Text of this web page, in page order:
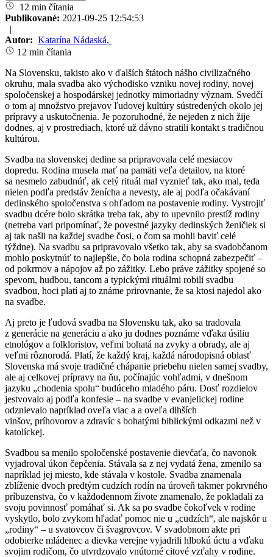
12 min čítania
Publikované: 2021-09-25 12:54:53
|
Autor: Katarína Nádaská,
12 min čítania
Na Slovensku, takisto ako v ďalších štátoch nášho civilizačného
okruhu, mala svadba ako východisko vzniku novej rodiny, novej
spoločenskej a hospodárskej jednotky mimoriadny význam. Svedčí
o tom aj množstvo prejavov ľudovej kultúry sústredených okolo jej
prípravy a uskutočnenia. Je pozoruhodné, že nejeden z nich žije
dodnes, aj v prostrediach, ktoré už dávno stratili kontakt s tradičnou
kultúrou.
Svadba na slovenskej dedine sa pripravovala celé mesiacov
dopredu. Rodina musela mať na pamäti veľa detailov, na ktoré
sa nesmelo zabudnúť, ak celý rituál mal vyznieť tak, ako mal, teda
nielen podľa predstáv ženícha a nevesty, ale aj podľa očakávaní
dedinského spoločenstva s ohľadom na postavenie rodiny. Vystrojiť
svadbu dcére bolo skrátka treba tak, aby to upevnilo prestíž rodiny
(netreba vari pripomínať, že povestné jazyky dedinských ženičiek si
aj tak našli na každej svadbe čosi, o čom sa mohli baviť celé
týždne). Na svadbu sa pripravovalo všetko tak, aby sa svadobčanom
mohlo poskytnúť to najlepšie, čo bola rodina schopná zabezpečiť –
od pokrmov a nápojov až po zážitky. Lebo práve zážitky spojené so
spevom, hudbou, tancom a typickými rituálmi robili svadbu
svadbou, hoci platí aj to známe prirovnanie, že sa ktosi najedol ako
na svadbe.
Aj preto je ľudová svadba na Slovensku tak, ako sa tradovala
z generácie na generáciu a ako ju dodnes poznáme vďaka úsiliu
etnológov a folkloristov, veľmi bohatá na zvyky a obrady, ale aj
veľmi rôznorodá. Platí, že každý kraj, každá národopisná oblasť
Slovenska má svoje tradičné chápanie priebehu nielen samej svadby,
ale aj celkovej prípravy na ňu, počínajúc vohľadmi, v dnešnom
jazyku „chodenia spolu“ budúceho mladého páru. Dosť rozdielov
jestvovalo aj podľa konfesie – na svadbe v evanjelickej rodine
odznievalo napríklad oveľa viac a a oveľa dlhších
vinšov, príhovorov a zdravíc s bohatými biblickými odkazmi než v
katolíckej.
Svadbou sa menilo spoločenské postavenie dievčaťa, čo navonok
vyjadroval úkon čepčenia. Stávala sa z nej vydatá žena, zmenilo sa
napríklad jej miesto, kde stávala v kostole. Svadba znamenala
zblíženie dvoch predtým cudzích rodín na úroveň takmer pokrvného
príbuzenstva, čo v každodennom živote znamenalo, že pokladali za
svoju povinnosť pomáhať si. Ak sa po svadbe čokoľvek v rodine
vyskytlo, bolo zvykom hľadať pomoc nie u „cudzích“, ale najskôr u
„rodiny“ – u svatovcov či švagrovcov. V svadobnom akte pri
odobierke mládenec a dievka verejne vyjadrili hlbokú úctu a vďaku
svojim rodičom, čo utvrdzovalo vnútorné citové vzťahy v rodine.